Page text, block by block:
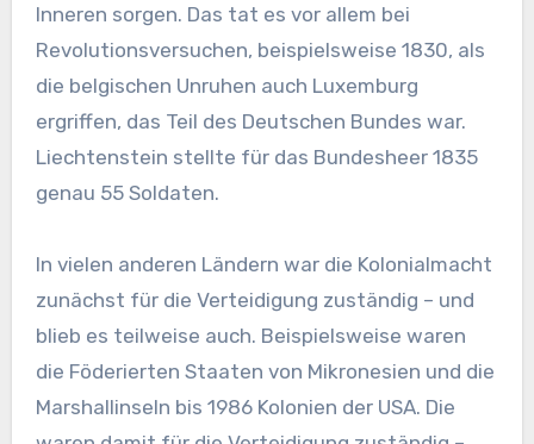
Inneren sorgen. Das tat es vor allem bei
Revolutionsversuchen, beispielsweise 1830, als
die belgischen Unruhen auch Luxemburg
ergriffen, das Teil des Deutschen Bundes war.
Liechtenstein stellte für das Bundesheer 1835
genau 55 Soldaten.
In vielen anderen Ländern war die Kolonialmacht
zunächst für die Verteidigung zuständig – und
blieb es teilweise auch. Beispielsweise waren
die Föderierten Staaten von Mikronesien und die
Marshallinseln bis 1986 Kolonien der USA. Die